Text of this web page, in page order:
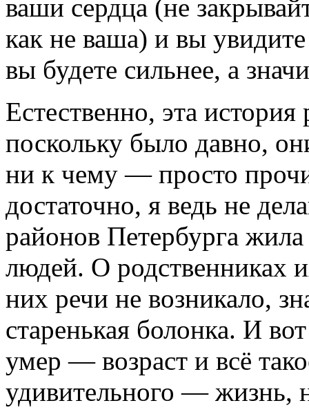
ваши сердца (не
как не ваша) и вы
вы будете сильнее, а
Естественно, эта
поскольку было давно,
ни к чему — просто
достаточно, я ведь не
районов Петербурга
людей. О родственниках
них речи не возникало,
старенькая болонка. И
умер — возраст и всё
удивительного — жизнь,